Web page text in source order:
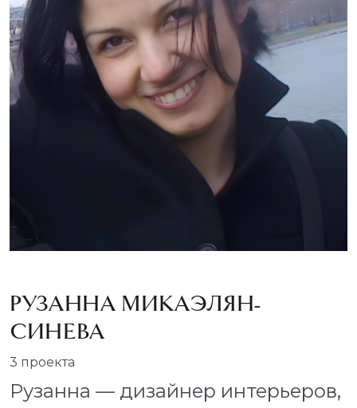
РУЗАННА МИКАЭЛЯН-
СИНЕВА
3 проекта
Рузанна — дизайнер интерьеров,